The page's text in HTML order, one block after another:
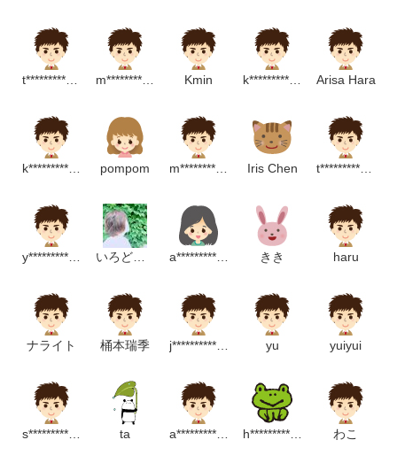
t********************p m*************************p Kmin k*********************p Arisa Hara
k*******************m pompom m*************************m Iris Chen t*****************p
y********************m いろどりや a******************m きき haru
ナライト 桶本瑞季 j***************m yu yuiyui
s*****************************p ta a**********************m h*******************m わこ